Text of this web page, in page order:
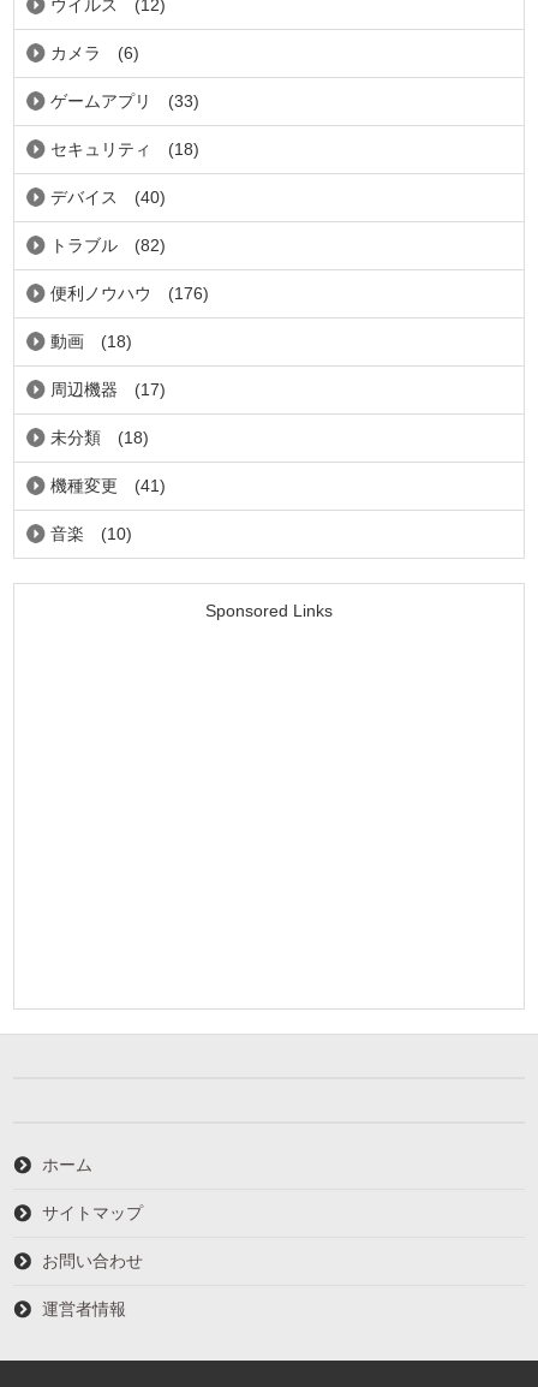
ウイルス (12)
カメラ (6)
ゲームアプリ (33)
セキュリティ (18)
デバイス (40)
トラブル (82)
便利ノウハウ (176)
動画 (18)
周辺機器 (17)
未分類 (18)
機種変更 (41)
音楽 (10)
Sponsored Links
ホーム
サイトマップ
お問い合わせ
運営者情報